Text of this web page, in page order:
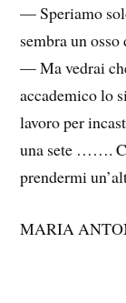
— Speriamo
sembra un
— Ma vedrai
accademico lo
lavoro per
una sete …….
prendermi
MARIA